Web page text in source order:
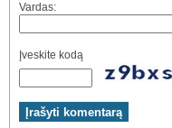
Vardas:
Įveskite kodą